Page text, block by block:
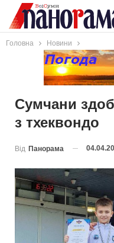
Головна Новини
Сумчани
з тхеквондо
Від Панорама